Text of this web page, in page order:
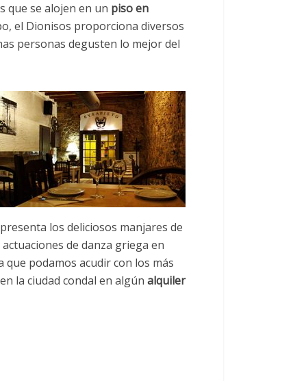
que se alojen en un piso en
el Dionisos proporciona diversos
personas degusten lo mejor del
los deliciosos manjares de
de danza griega en
podamos acudir con los más
la ciudad condal en algún alquiler